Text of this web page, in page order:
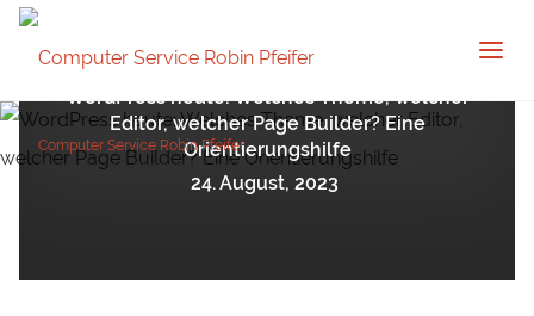
Computer Service Robin Pfeifer
Webdesign und Websitepflege in Remscheid
WordPress heute: Welches Theme, welcher
Editor, welcher Page Builder? Eine
Orientierungshilfe
24. August, 2023